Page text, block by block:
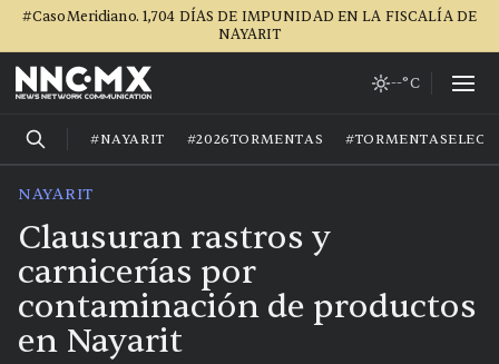
#CasoMeridiano. 1,704 DÍAS DE IMPUNIDAD EN LA FISCALÍA DE
NAYARIT
--°C
#NAYARIT #2026TORMENTAS
NAYARIT
Clausuran rastros y
carnicerías por
contaminación de productos
en Nayarit